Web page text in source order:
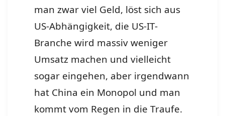
man zwar viel Geld, löst sich aus
US-Abhängigkeit, die US-IT-
Branche wird massiv weniger
Umsatz machen und vielleicht
sogar eingehen, aber irgendwann
hat China ein Monopol und man
kommt vom Regen in die Traufe.